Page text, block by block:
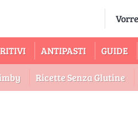
ANTIPASTI GUIDE
Ricette Senza Glutine